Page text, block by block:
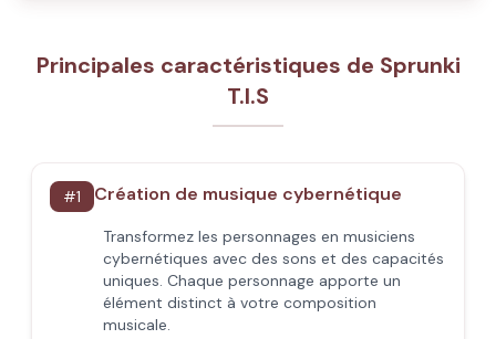
Principales caractéristiques de Sprunki
T.I.S
#1 Création de musique cybernétique
Transformez les personnages en musiciens
cybernétiques avec des sons et des capacités
uniques. Chaque personnage apporte un
élément distinct à votre composition
musicale.